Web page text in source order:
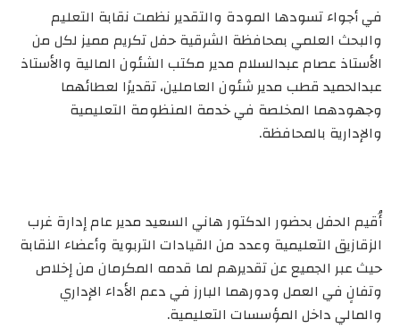
في أجواء تسودها المودة والتقدير نظمت نقابة التعليم
والبحث العلمي بمحافظة الشرقية حفل تكريم مميز لكل من
الأستاذ عصام عبدالسلام مدير مكتب الشئون المالية والأستاذ
عبدالحميد قطب مدير شئون العاملين، تقديرًا لعطائهما
وجهودهما المخلصة في خدمة المنظومة التعليمية
والإدارية بالمحافظة.
أُقيم الحفل بحضور الدكتور هاني السعيد مدير عام إدارة غرب
الزقازيق التعليمية وعدد من القيادات التربوية وأعضاء النقابة
حيث عبر الجميع عن تقديرهم لما قدمه المكرمان من إخلاص
وتفانٍ في العمل ودورهما البارز في دعم الأداء الإداري
والمالي داخل المؤسسات التعليمية.